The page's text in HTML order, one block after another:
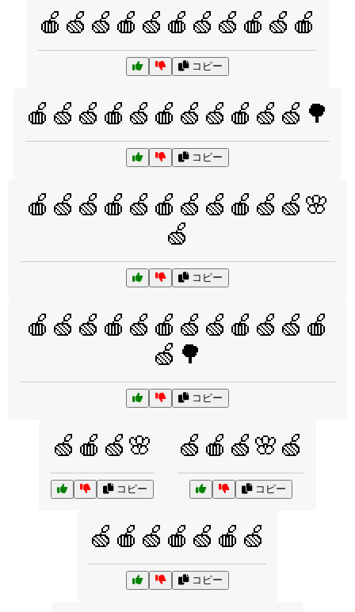
🍎🍏🍏🍎🍏🍎🍏🍏🍎🍏🍎
コピー
🍎🍏🍏🍎🍏🍎🍏🍏🍎🍏🍏🌳
コピー
🍎🍏🍏🍎🍏🍎🍏🍏🍎🍏🍏🌸
🍏
コピー
🍎🍏🍏🍎🍏🍎🍏🍏🍎🍏🍏🍎
🍏🌳
コピー
🍏🍎🍏🌸
コピー
🍏🍎🍏🌸🍏
コピー
🍏🍎🍏🍎🍏🍎🍏
コピー